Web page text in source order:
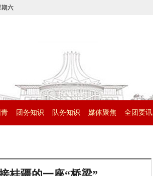
期六
团务知识 队务知识 媒体聚焦 全团要讯